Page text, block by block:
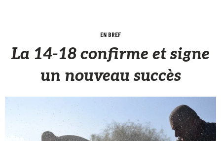
EN BREF
La 14-18 confirme et signe
un nouveau succès